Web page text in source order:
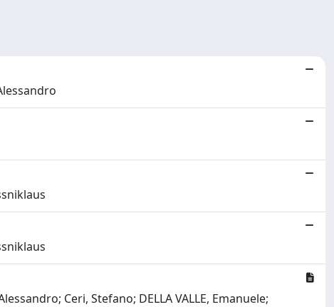
Ceri, Stefano; DELLA VALLE, Emanuele;